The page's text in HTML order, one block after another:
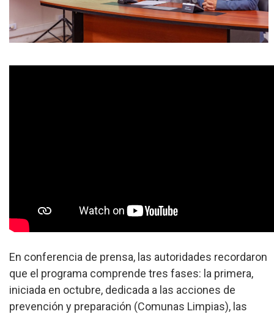
Judiciales
»
En conferencia de prensa, las autoridades recordaron
que el programa comprende tres fases: la primera,
iniciada en octubre, dedicada a las acciones de
prevención y preparación (Comunas Limpias), las